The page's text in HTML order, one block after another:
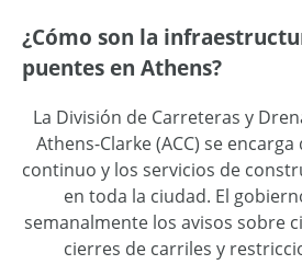
¿Cómo son la
puentes en Athens?
La División de Carreteras y
Athens-Clarke (ACC) se
continuo y los servicios de
en toda la ciudad. El
semanalmente los avisos sobre
cierres de carriles y